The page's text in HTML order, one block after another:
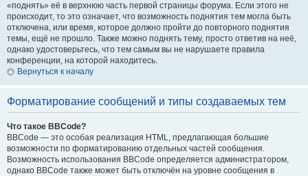
«поднять» её в верхнюю часть первой страницы форума. Если этого не
происходит, то это означает, что возможность поднятия тем могла быть
отключена, или время, которое должно пройти до повторного поднятия
темы, ещё не прошло. Также можно поднять тему, просто ответив на неё,
однако удостоверьтесь, что тем самым вы не нарушаете правила
конференции, на которой находитесь.
Вернуться к началу
Форматирование сообщений и типы создаваемых тем
Что такое BBCode?
BBCode — это особая реализация HTML, предлагающая большие
возможности по форматированию отдельных частей сообщения.
Возможность использования BBCode определяется администратором,
однако BBCode также может быть отключён на уровне сообщения в